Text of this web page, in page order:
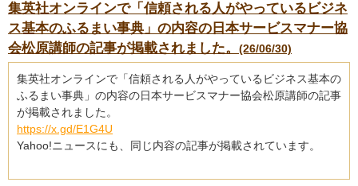
集英社オンラインで「信頼される人がやっているビジネ
ス基本のふるまい事典」の内容の日本サービスマナー協
会松原講師の記事が掲載されました。 (26/06/30)
集英社オンラインで「信頼される人がやっているビジネス基本の
ふるまい事典」の内容の日本サービスマナー協会松原講師の記事
が掲載されました。
https://x.gd/E1G4U
Yahoo!ニュースにも、同じ内容の記事が掲載されています。